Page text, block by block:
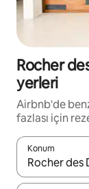
Rocher
yerleri
Airbnb'de
fazlası için
Konum
Sonuçlar